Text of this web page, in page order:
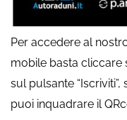
Per accedere al
mobile basta cliccare
sul pulsante
puoi inquadrare il